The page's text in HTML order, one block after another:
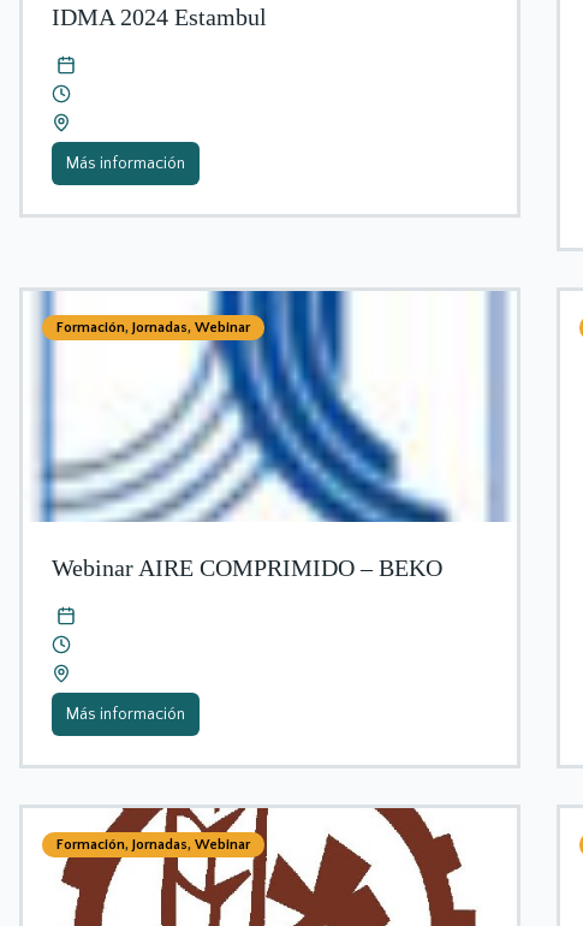
IDMA 2024 Estambul
Más información
Formación, Jornadas, Webinar
Webinar AIRE COMPRIMIDO – BEKO
Más información
Formación, Jornadas, Webinar